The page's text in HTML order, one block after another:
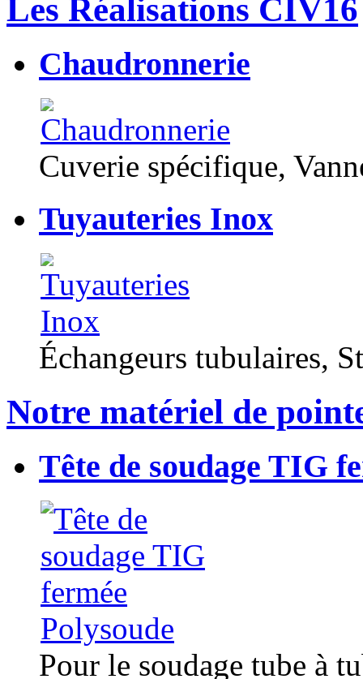
Les Réalisations CIV16
Chaudronnerie
Cuverie spécifique,
Tuyauteries Inox
Échangeurs tubulaires,
Notre matériel de
Tête de soudage TIG
Pour le soudage tube à